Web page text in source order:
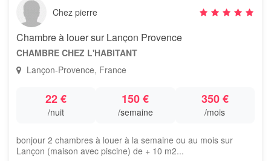
Chez pierre
Chambre à louer sur Lançon Provence
CHAMBRE CHEZ L'HABITANT
Lançon-Provence, France
22 €
/nuit
150 €
/semaine
350 €
/mois
bonjour 2 chambres à louer à la semaine ou au mois sur
Lançon (maison avec piscine) de + 10 m2...